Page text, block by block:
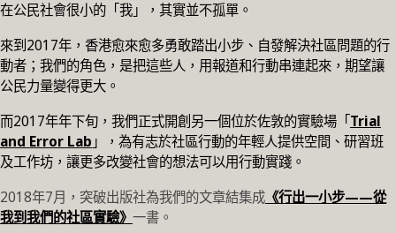
在公民社會很小的「我」，其實並不孤單。
來到2017年，香港愈來愈多勇敢踏出小步、自發解決社區問題的行
動者；我們的角色，是把這些人，用報道和行動串連起來，期望讓
公民力量變得更大。
而2017年年下旬，我們正式開創另一個位於佐敦的實驗場「Trial
and Error Lab 」，為有志於社區行動的年輕人提供空間、研習班
及工作坊，讓更多改變社會的想法可以用行動實踐。
2018年7月，突破出版社為我們的文章結集成 《行出一小步——從
我到我們的社區實驗》 一書。